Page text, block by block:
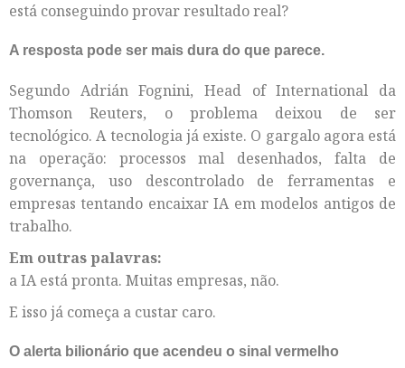
está conseguindo provar resultado real?
A resposta pode ser mais dura do que parece.
Segundo Adrián Fognini, Head of International da
Thomson Reuters, o problema deixou de ser
tecnológico. A tecnologia já existe. O gargalo agora está
na operação: processos mal desenhados, falta de
governança, uso descontrolado de ferramentas e
empresas tentando encaixar IA em modelos antigos de
trabalho.
Em outras palavras:
a IA está pronta. Muitas empresas, não.
E isso já começa a custar caro.
O alerta bilionário que acendeu o sinal vermelho